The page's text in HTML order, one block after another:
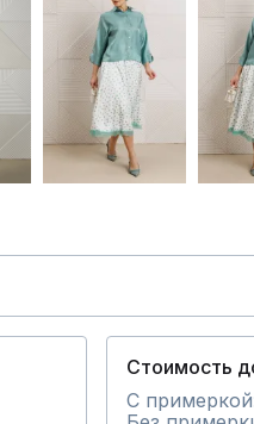
Стоимость
С